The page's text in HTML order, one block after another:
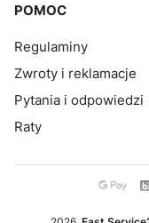
POMOC
Regulaminy
Zwroty i reklamacje
Pytania i odpowiedzi
Raty